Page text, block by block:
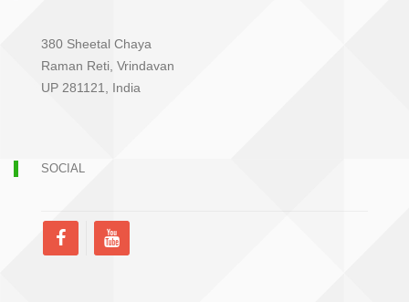
380 Sheetal Chaya
Raman Reti, Vrindavan
UP 281121, India
SOCIAL